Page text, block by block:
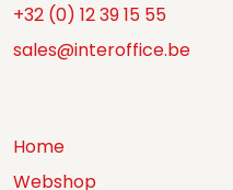
+32 (0) 12 39 15 55
sales@interoffice.be
Home
Webshop